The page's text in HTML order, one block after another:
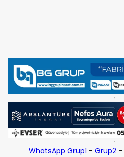
WhatsApp Grup1 - Grup2-